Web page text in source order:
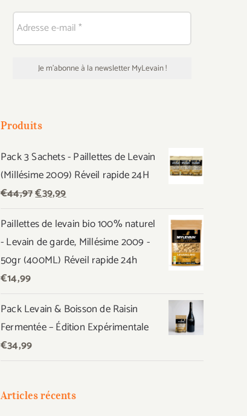
Produits
Pack 3 Sachets - Paillettes de Levain
(Millésime 2009) Réveil rapide 24H
€44,97Le
initial
était :
€44,97.
€39,99Le
actuel
est :
€39,99.
Paillettes de levain bio 100% naturel
- Levain de garde, Millésime 2009 -
50gr (400ML) Réveil rapide 24h
€14,99
Pack Levain & Boisson de Raisin
Fermentée – Édition Expérimentale
€34,99
Articles récents